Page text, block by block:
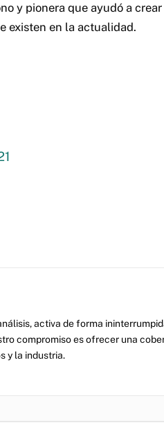
y pionera que ayudó a
existen en la actualidad.
activa de forma
compromiso es ofrecer una
y la industria.